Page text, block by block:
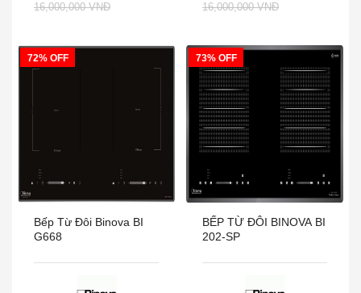
16,000,000 VNĐ 16,000,000 VNĐ
72% OFF
Bếp Từ Đôi Binova BI
G668
73% OFF
BẾP TỪ ĐÔI BINOVA BI
202-SP